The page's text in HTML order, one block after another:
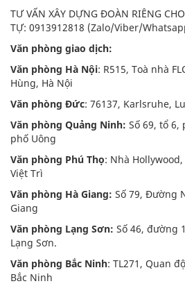
TƯ VẤN XÂY DỰNG ĐOÀN RIÊNG
TỰ: 0913912818 (Zalo/Viber/
Văn phòng giao dịch:
Văn phòng Hà Nội: R515, Toà nhà
Hùng, Hà Nội
Văn phòng Đức: 76137, Karlsruhe,
Văn phòng Quảng Ninh: Số 69, tổ
phố Uông
Văn phòng Phú Thọ: Nhà
Việt Trì
Văn phòng Hà Giang: Số 79, Đường
Giang
Văn phòng Lạng Sơn: Số 46, đường
Lạng Sơn.
Văn phòng Bắc Ninh: TL271, Quan
Bắc Ninh